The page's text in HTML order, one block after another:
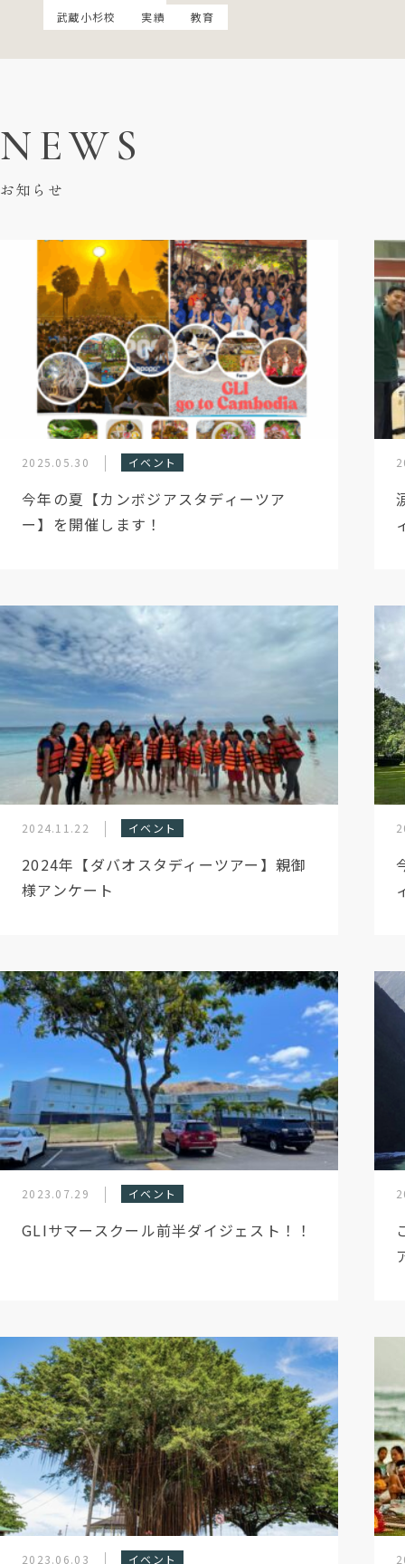
武蔵小杉校
実績 教育
NEWS
お知らせ
2025.05.30 イベント
今年の夏【カンボジアスタディーツア
ー】を開催します！
2024.11.22 イベント
2024年【ダバオスタディーツアー】親御
様アンケート
2023.07.29 イベント
GLIサマースクール前半ダイジェスト！！
2023.06.03 イベント